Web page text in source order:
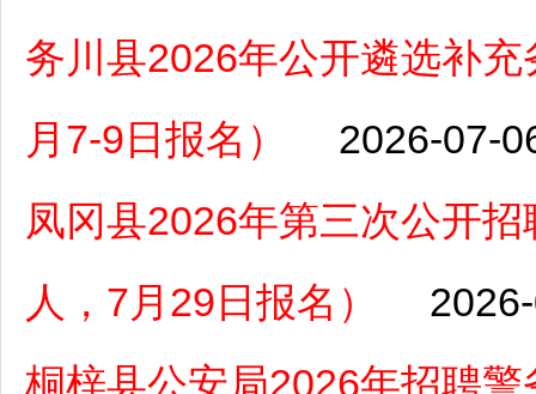
务川县2026年公开遴选补
月7-9日报名）
2026-07-
凤冈县2026年第三次公开
人，7月29日报名）
桐梓县公安局2026年招聘